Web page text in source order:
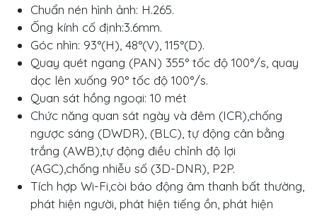
Chuẩn nén hình ảnh: H.265.
Ống kính cố định:3.6mm.
Góc nhìn: 93°(H), 48°(V), 115°(D).
Quay quét ngang (PAN) 355° tốc độ 100°/s, quay
dọc lên xuống 90° tốc độ 100°/s.
Quan sát hồng ngoại: 10 mét
Chức năng quan sát ngày và đêm (ICR),chống
ngược sáng (DWDR), (BLC), tự động cân bằng
trắng (AWB),tự động điều chỉnh độ lợi
(AGC),chống nhiễu số (3D-DNR), P2P.
Tích hợp Wi-Fi,còi báo động âm thanh bất thường,
phát hiện người, phát hiện tiếng ồn, phát hiện